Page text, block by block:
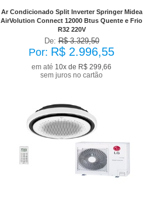
Ar Condicionado Split Inverter Springer Midea
AirVolution Connect 12000 Btus Quente e Frio
R32 220V
De:R$ 3.329,50
Por: R$ 2.996,55
em até 10x de R$ 299,66
sem juros no cartão